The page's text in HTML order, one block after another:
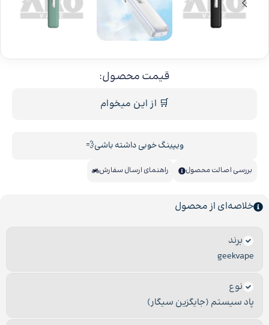
خلاصه‌ای از محصول
برند
geekvape
نوع
پاد سیستم (جایگزین سیگار)
قیمت محصول:
🛒 از این میخوام
ویپینگ خوبی داشته باشی💨
بررسی اصالت محصول راهنمای ارسال سفارش